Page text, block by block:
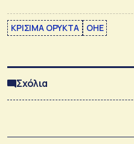
ΚΡΙΣΙΜΑ ΟΡΥΚΤΑ ΟΗΕ
Σχόλια